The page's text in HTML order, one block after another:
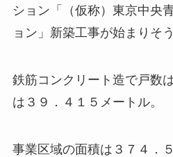
ション「（仮称）東京中央
ョン」新築工事が始まりそう
鉄筋コンクリート造で戸数
は３９．４１５メートル。
事業区域の面積は３７４．